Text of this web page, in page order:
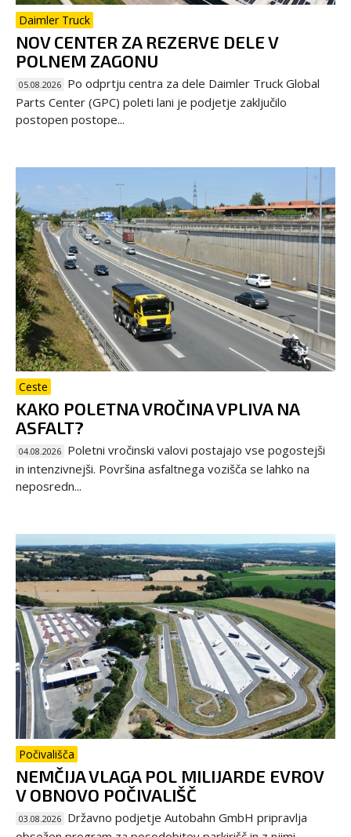
Daimler Truck
NOV CENTER ZA REZERVE DELE V
POLNEM ZAGONU
05.08.2026 Po odprtju centra za dele Daimler Truck Global
Parts Center (GPC) poleti lani je podjetje zaključilo
postopen postope...
Ceste
KAKO POLETNA VROČINA VPLIVA NA
ASFALT?
04.08.2026 Poletni vročinski valovi postajajo vse pogostejši
in intenzivnejši. Površina asfaltnega vozišča se lahko na
neposredn...
Počivališča
NEMČIJA VLAGA POL MILIJARDE EVROV
V OBNOVO POČIVALIŠČ
03.08.2026 Državno podjetje Autobahn GmbH pripravlja